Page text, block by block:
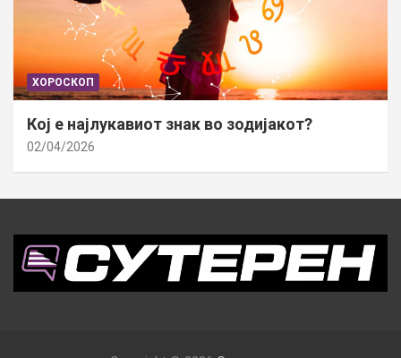
ХОРОСКОП
Кој е најлукавиот знак во зодијакот?
02/04/2026